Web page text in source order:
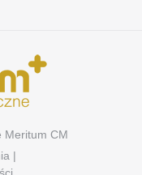
Meritum CM
|